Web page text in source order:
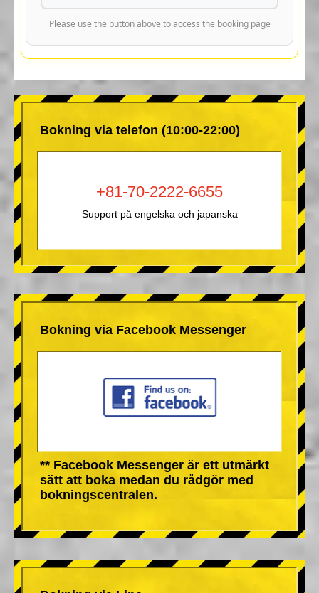
Please use the button above to access the booking page
Bokning via telefon (10:00-22:00)
+81-70-2222-6655
Support på engelska och japanska
Bokning via Facebook Messenger
** Facebook Messenger är ett utmärkt
sätt att boka medan du rådgör med
bokningscentralen.